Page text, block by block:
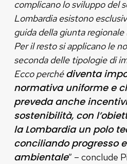
complicano lo sviluppo del
Lombardia esistono
guida della giunta
Per il resto si applicano le
seconda delle tipologie di
Ecco perchédiventa
normativa uniforme e
preveda anche
sostenibilità, con
la Lombardia un polo
conciliando progresso
ambientale” – conclude